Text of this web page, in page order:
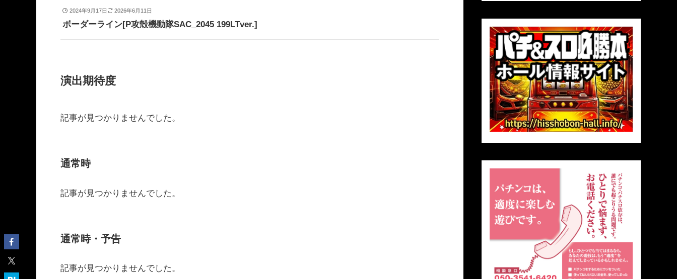
2024年9月17日 2026年6月11日
ボーダーライン[P攻殻機動隊SAC_2045 199LTver.]
演出期待度
記事が見つかりませんでした。
通常時
記事が見つかりませんでした。
通常時・予告
記事が見つかりませんでした。